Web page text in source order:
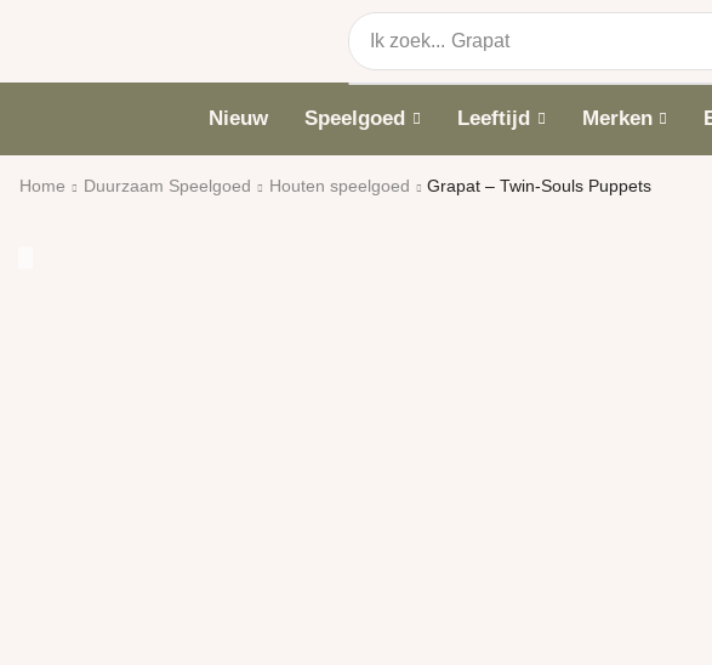
Ik zoek... Grapat
Nieuw Speelgoed Leeftijd Merken
Home Duurzaam Speelgoed Houten speelgoed Grapat – Twin-Souls Puppets